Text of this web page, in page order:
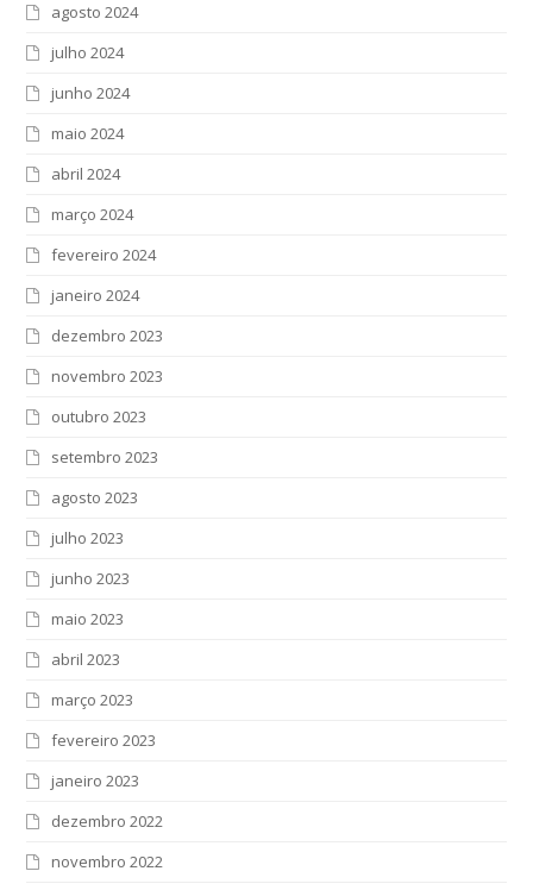
agosto 2024
julho 2024
junho 2024
maio 2024
abril 2024
março 2024
fevereiro 2024
janeiro 2024
dezembro 2023
novembro 2023
outubro 2023
setembro 2023
agosto 2023
julho 2023
junho 2023
maio 2023
abril 2023
março 2023
fevereiro 2023
janeiro 2023
dezembro 2022
novembro 2022